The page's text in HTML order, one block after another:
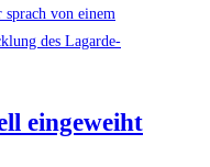
eingeweiht